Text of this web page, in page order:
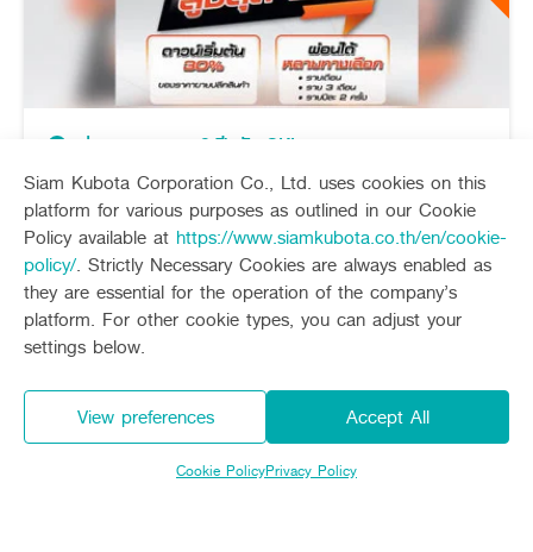
Siam Kubota Corporation Co., Ltd. uses cookies on this
platform for various purposes as outlined in our Cookie
Policy available at https://www.siamkubota.co.th/en/cookie-
policy/. Strictly Necessary Cookies are always enabled as
they are essential for the operation of the company’s
platform. For other cookie types, you can adjust your
settings below.
Accept All
View preferences
Cookie PolicyPrivacy Policy
ผ่อนนานสูงสุด 2 ปี กับ SKL
Promotion
Expire